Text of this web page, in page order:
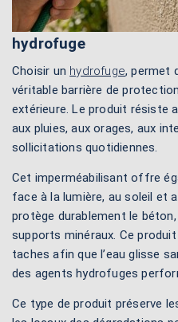
hydrofuge
Choisir un hydrofuge, permet
véritable barrière de
extérieure. Le produit résiste
aux pluies, aux orages, aux
sollicitations quotidiennes.
Cet imperméabilisant offre
face à la lumière, au soleil et
protège durablement le
supports minéraux. Ce
taches afin que l’eau glisse
des agents hydrofuges
Ce type de produit préserve